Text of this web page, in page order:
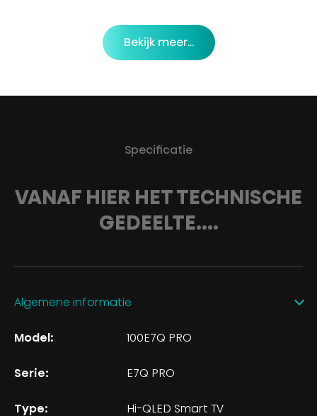
Bekijk meer...
Specificatie
VANAF HIER HET TECHNISCHE
GEDEELTE....
Algemene informatie
Model: 100E7Q PRO
Serie: E7Q PRO
Type: Hi-QLED Smart TV